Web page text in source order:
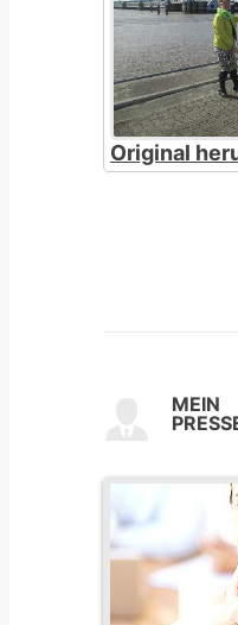
Original
MEIN